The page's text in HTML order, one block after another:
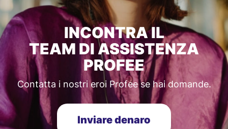
INCONTRA IL
TEAM DI ASSISTENZA
PROFEE
Contatta i nostri eroi Profee se hai domande.
Inviare denaro